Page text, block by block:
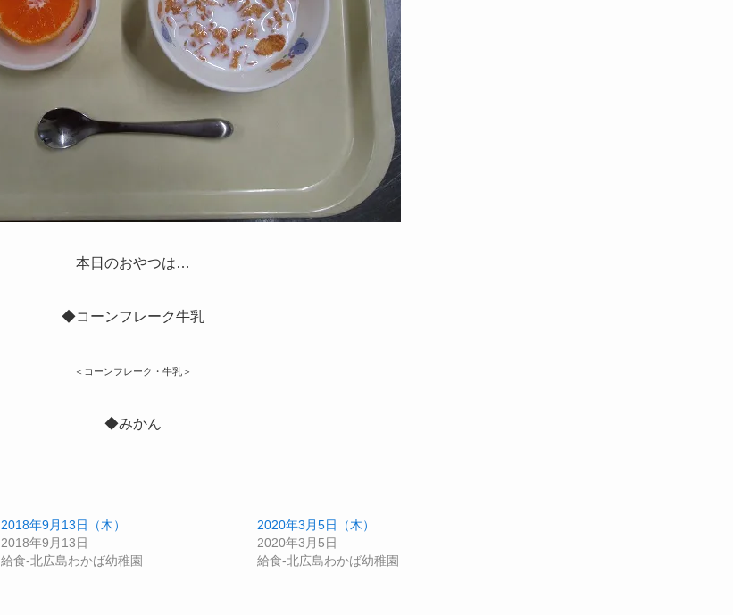
本日のおやつは…
◆コーンフレーク牛乳
＜コーンフレーク・牛乳＞
◆みかん
2018年9月13日（木）
2018年9月13日
給食-北広島わかば幼稚園
2020年3月5日（木）
2020年3月5日
給食-北広島わかば幼稚園